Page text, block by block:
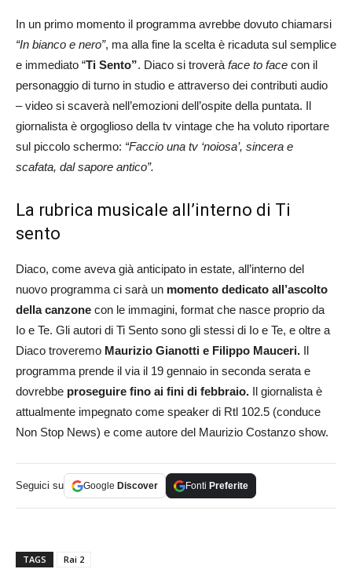
In un primo momento il programma avrebbe dovuto chiamarsi
“In bianco e nero”, ma alla fine la scelta è ricaduta sul semplice
e immediato “Ti Sento”. Diaco si troverà face to face con il
personaggio di turno in studio e attraverso dei contributi audio
– video si scaverà nell’emozioni dell’ospite della puntata. Il
giornalista è orgoglioso della tv vintage che ha voluto riportare
sul piccolo schermo: “Faccio una tv ‘noiosa’, sincera e
scafata, dal sapore antico”.
La rubrica musicale all’interno di Ti
sento
Diaco, come aveva già anticipato in estate, all’interno del
nuovo programma ci sarà un momento dedicato all’ascolto
della canzone con le immagini, format che nasce proprio da
Io e Te. Gli autori di Ti Sento sono gli stessi di Io e Te, e oltre a
Diaco troveremo Maurizio Gianotti e Filippo Mauceri. Il
programma prende il via il 19 gennaio in seconda serata e
dovrebbe proseguire fino ai fini di febbraio. Il giornalista è
attualmente impegnato come speaker di Rtl 102.5 (conduce
Non Stop News) e come autore del Maurizio Costanzo show.
Seguici su Google Discover Fonti Preferite
TAGS Rai 2